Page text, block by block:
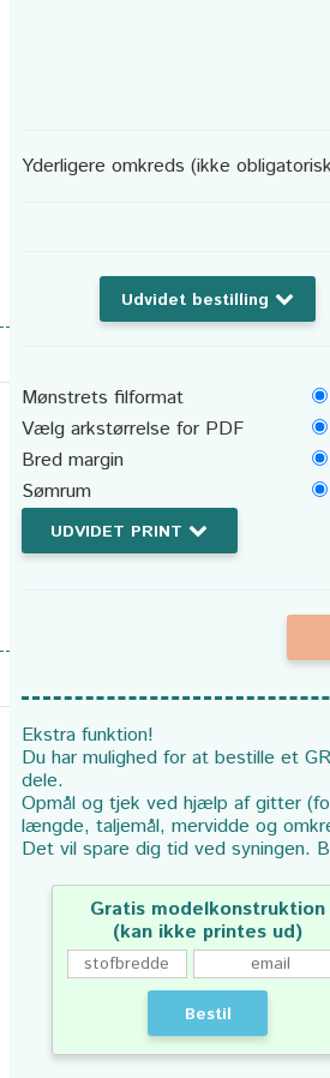
Yderligere omkreds (ikke
Udvidet bestilling
Mønstrets filformat
Vælg arkstørrelse for PDF
Bred margin
Sømrum
UDVIDET PRINT
Ekstra funktion!
Du har mulighed for at bestille et
dele.
Opmål og tjek ved hjælp af gitter
længde, taljemål, mervidde og
Det vil spare dig tid ved syningen.
Gratis modelkonstruktion
(kan ikke printes ud)
Bestil